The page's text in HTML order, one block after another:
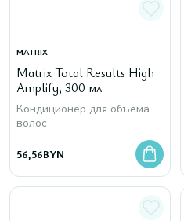
MATRIX
Matrix Total Results High
Amplify, 300 мл
Кондиционер для объема
волос
56,56BYN